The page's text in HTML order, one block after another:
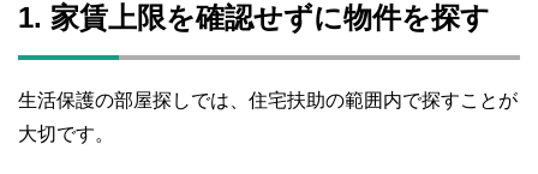
1. 家賃上限を確認せずに物件を探す
生活保護の部屋探しでは、住宅扶助の範囲内で探すことが
大切です。